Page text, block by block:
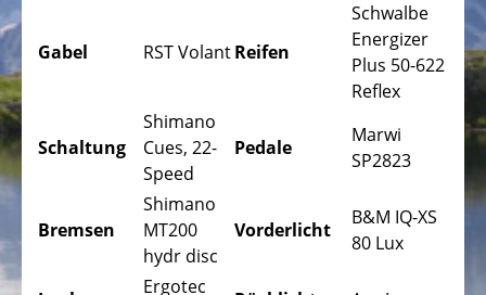
-
Fahrräder
Offroad
Trekking
Fahrräder
Stadtfahrräder
Faltfahrräder
Gabel RST VolantReifen
Schwalbe
Energizer
Plus 50-622
Reflex
Schaltung
Shimano
Cues, 22-
Speed
Pedale
Marwi
SP2823
Bremsen
Shimano
MT200
hydr disc
Vorderlicht
B&M IQ-XS
80 Lux
Ergotec